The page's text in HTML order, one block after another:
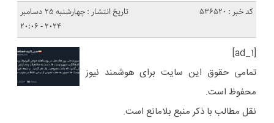
کد خبر : 536520
تاریخ انتشار : چهارشنبه 25 دسامبر
2024 - 20:06
[ad_1]
تمامی حقوق این سایت برای هوشمند نیوز
محفوظ است.
نقل مطالب با ذکر منبع بلامانع است.